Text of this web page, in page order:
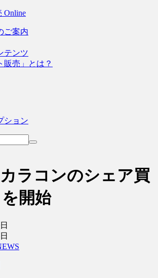
ご案内
テンツ
販売」とは？
ション
ラコンのシェア買
開始